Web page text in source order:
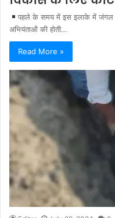
पहले के समय में इस इलाके में जंगल
अभियंताओं की होती…
Read More »